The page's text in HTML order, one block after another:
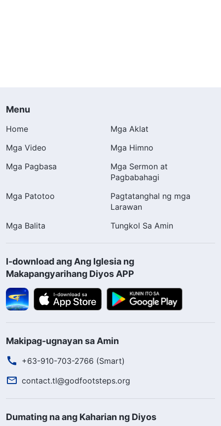
Menu
Home
Mga Aklat
Mga Video
Mga Himno
Mga Pagbasa
Mga Sermon at
Pagbabahagi
Mga Patotoo
Pagtatanghal ng mga
Larawan
Mga Balita
Tungkol Sa Amin
I-download ang Ang Iglesia ng
Makapangyarihang Diyos APP
Makipag-ugnayan sa Amin
+63-910-703-2766 (Smart)
contact.tl@godfootsteps.org
Dumating na ang Kaharian ng Diyos